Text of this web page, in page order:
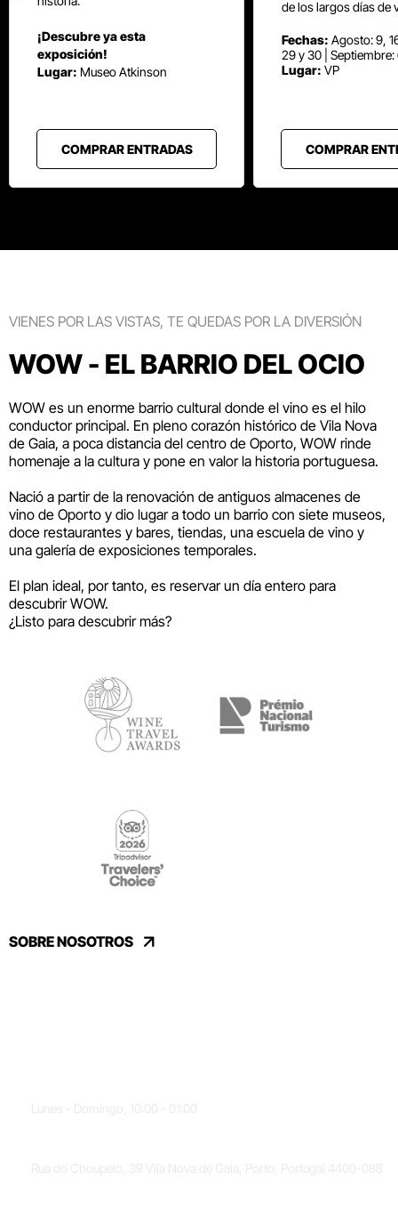
¡Descubre ya esta
exposición!
Lugar: Museo Atkinson
COMPRAR ENTRADAS
de los largos días de
Fechas: Agosto: 9,
29 y 30 |
Lugar: VP
COMPRAR
VIENES POR LAS VISTAS, TE QUEDAS POR LA DIVERSIÓN
WOW - EL BARRIO DEL OCIO
WOW es un enorme barrio cultural donde el vino es el hilo
conductor principal. En pleno corazón histórico de Vila Nova
de Gaia, a poca distancia del centro de Oporto, WOW rinde
homenaje a la cultura y pone en valor la historia portuguesa.
Nació a partir de la renovación de antiguos almacenes de
vino de Oporto y dio lugar a todo un barrio con siete museos,
doce restaurantes y bares, tiendas, una escuela de vino y
una galería de exposiciones temporales.
El plan ideal, por tanto, es reservar un día entero para
descubrir WOW.
¿Listo para descubrir más?
SOBRE NOSOTROS